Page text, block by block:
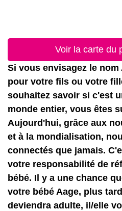
Voir la carte du
Si vous envisagez le nom
pour votre fils ou votre
souhaitez savoir si c'est
monde entier, vous êtes
Aujourd'hui, grâce aux
et à la mondialisation,
connectés que jamais.
votre responsabilité de
bébé. Il y a une chance
votre bébé Aage, plus
deviendra adulte, il/elle